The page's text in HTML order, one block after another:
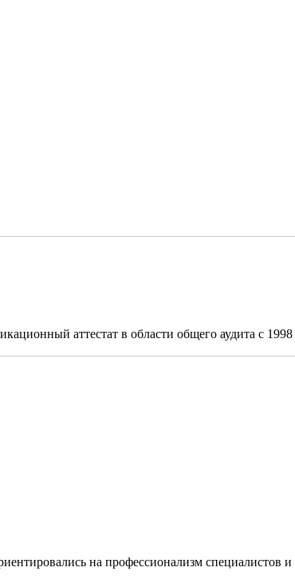
аттестат в области общего аудита с
на профессионализм